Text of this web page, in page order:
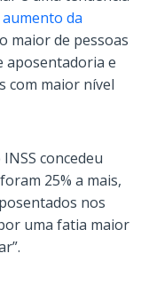
aumento da
maior de pessoas
aposentadoria e
com maior nível
concedeu
25% a mais,
nos
uma fatia maior